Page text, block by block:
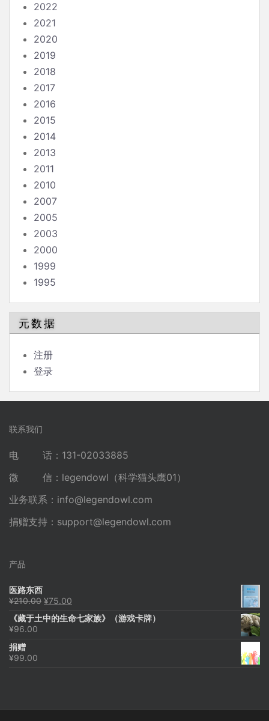
2022
2021
2020
2019
2018
2017
2016
2015
2014
2013
2011
2010
2007
2005
2003
2000
1999
1995
元数据
注册
登录
联系我们
电 话：131-02033885
微 信：legendowl（科学猫头鹰01）
业务联系： info@legendowl.com
捐赠支持： support@legendowl.com
产品
医路东西
¥210.00 原
为：
¥75.00
价
《藏于土中的生命七家族》（游戏卡牌）
¥96.00
捐赠
¥99.00